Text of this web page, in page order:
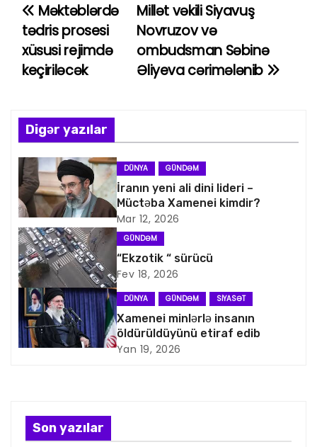
Y
a
z
n
a
v
i
q
a
s
i
s
Millət vəkili Siyavuş
Novruzov və
ombudsman Səbinə
Əliyeva cərimələnib
Məktəblərdə
tədris prosesi
xüsusi rejimdə
keçiriləcək
Digər yazılar
DÜNYA GÜNDƏM
İranın yeni ali dini lideri –
Müctəba Xamenei kimdir?
Mar 12, 2026
GÜNDƏM
“Ekzotik “ sürücü
Fev 18, 2026
DÜNYA GÜNDƏM SIYASƏT
Xamenei minlərlə insanın
öldürüldüyünü etiraf edib
Yan 19, 2026
Son yazılar